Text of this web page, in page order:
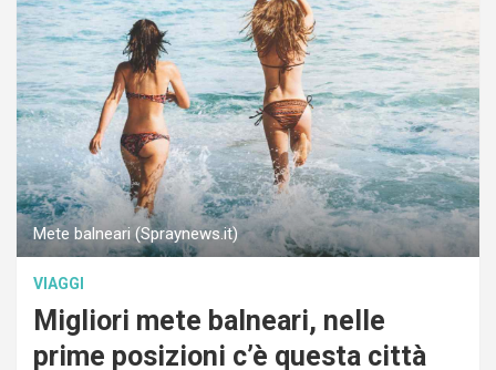
Mete balneari (Spraynews.it)
VIAGGI
Migliori mete balneari, nelle
prime posizioni c’è questa città